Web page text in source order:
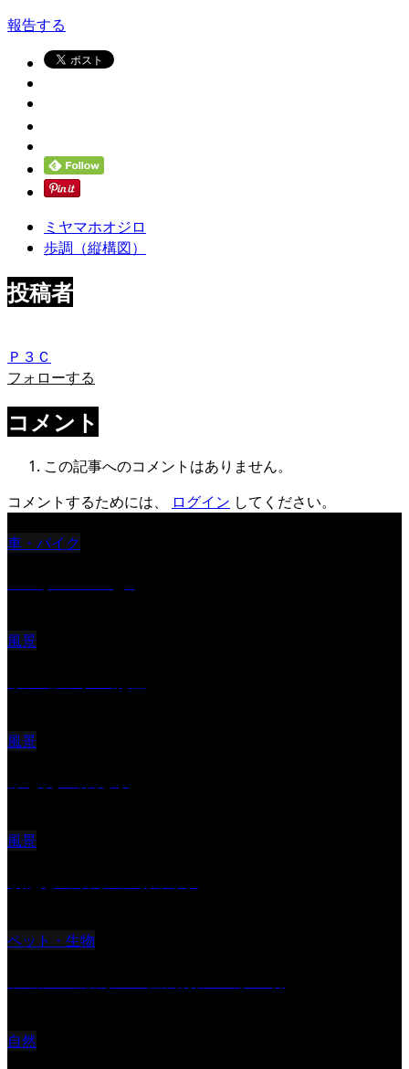
報告する
ミヤマホオジロ
歩調（縦構図）
投稿者
Ｐ３Ｃ
フォローする
コメント
この記事へのコメントはありません。
コメントするためには、
ログイン してください。
車・バイク
風景
風景
風景
ペット・生物
自然